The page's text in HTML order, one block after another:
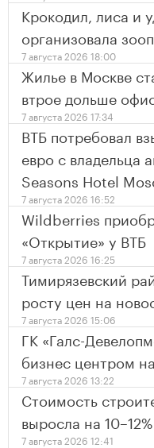
Крокодил, лиса и
организовала
7 августа 2026 18:00
Жилье в Москве
втрое дольше
7 августа 2026 17:34
ВТБ потребовал
евро с владельца
Seasons Hotel
7 августа 2026 16:52
Wildberries
«Открытие» у ВТБ
7 августа 2026 16:25
Тимирязевский
росту цен на
7 августа 2026 15:06
ГК «Галс-
бизнес центром
7 августа 2026 13:22
Стоимость
выросла на 10–12%
7 августа 2026 12:41